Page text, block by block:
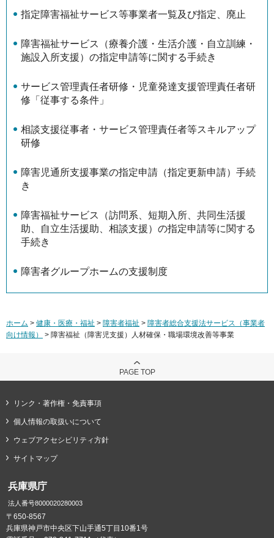
指定障害福祉サービス等事業者一覧及び指定、廃止
障害福祉サービス（療養介護・生活介護・自立訓練・
施設入所支援）の指定申請等に関する手続き
サービス管理責任者研修・児童発達支援管理責任者研
修「従事する条件」
相談支援従事者・サービス管理責任者等スキルアップ
研修
障害児通所支援事業の指定申請（指定更新申請）手続
き
障害福祉サービス（訪問系、短期入所、共同生活援
助、自立生活援助、相談支援）の指定申請等に関する
手続き
障害者グループホームの支援制度
ホーム > 健康・医療・福祉 > 障害者福祉 > 障害者総合支援法サービス（事業者
向け情報）
> 障害福祉（障害児支援）人材確保・職場環境改善等事業
PAGE TOP
リンク・著作権・免責事項
個人情報の取扱いについて
ウェブアクセシビリティ方針
サイトマップ
兵庫県庁
法人番号8000020280003
〒650-8567
兵庫県神戸市中央区下山手通5丁目10番1号